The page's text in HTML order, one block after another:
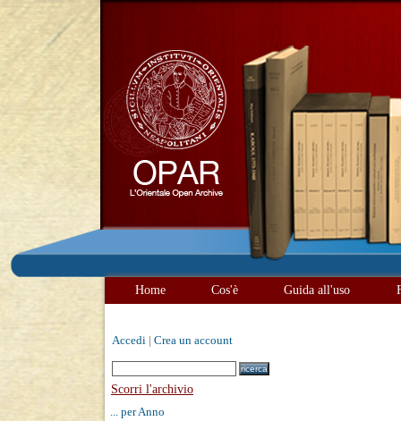
Home Cos'è Guida all'uso
Accedi Crea un account
Scorri l'archivio
... per Anno